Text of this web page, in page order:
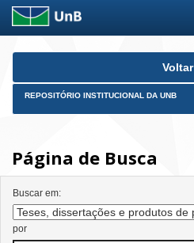
Skip
Voltar
REPOSITÓRIO INSTITUCIONAL DA UNB
Página de Busca
Buscar em:
por